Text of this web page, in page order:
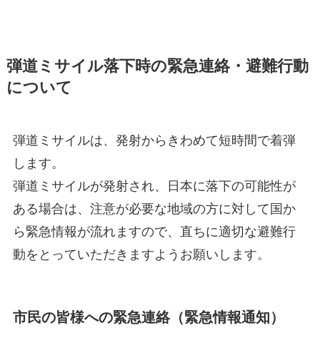
弾道ミサイル落下時の緊急連絡・避難行動
について
弾道ミサイルは、発射からきわめて短時間で着弾
します。
弾道ミサイルが発射され、日本に落下の可能性が
ある場合は、注意が必要な地域の方に対して国か
ら緊急情報が流れますので、直ちに適切な避難行
動をとっていただきますようお願いします。
市民の皆様への緊急連絡（緊急情報通知）